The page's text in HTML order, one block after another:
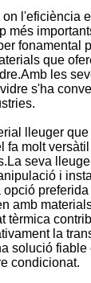
l'eficiència
més
fonamental
que
les
s'ha
lleuger
fa molt
seva
i
amb
tèrmica
la
solució fiable
condicionat.